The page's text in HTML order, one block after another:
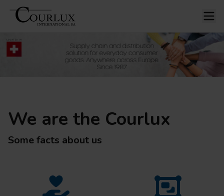
We are the Courlux
Some facts about us